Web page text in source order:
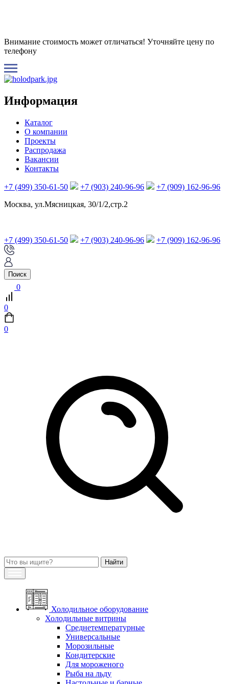
Внимание стоимость может отличаться! Уточняйте цену по
телефону
Информация
Каталог
О компании
Проекты
Распродажа
Вакансии
Контакты
+7 (499) 350-61-50 +7 (903) 240-96-96
+7 (909) 162-96-96
Москва, ул.Мясницкая, 30/1/2,стр.2
+7 (499) 350-61-50 +7 (903) 240-96-96 +7 (909) 162-96-96
Поиск
0
0
0
Холодильное оборудование
Холодильные витрины
Среднетемпературные
Универсальные
Морозильные
Кондитерские
Для мороженого
Рыба на льду